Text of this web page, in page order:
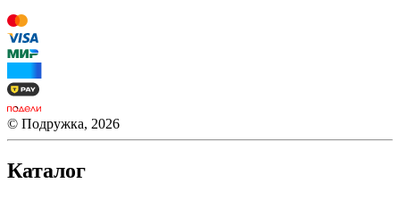
© Подружка, 2026
Каталог